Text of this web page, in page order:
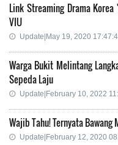
Link Streaming Drama Korea
VIU
Update|May 19, 2020
Warga Bukit Melintang
Sepeda Laju
Update|February 10, 2022
Wajib Tahu! Ternyata Bawang
Update|February 12, 2020